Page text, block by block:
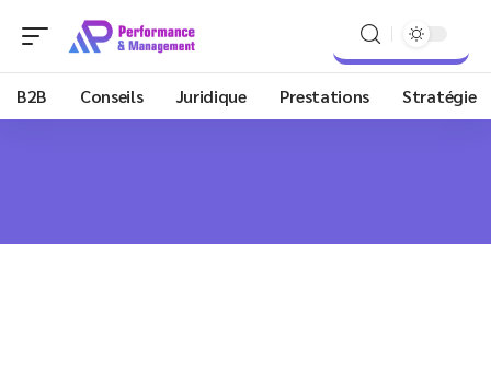
B2B Conseils Juridique Prestations Stratégie